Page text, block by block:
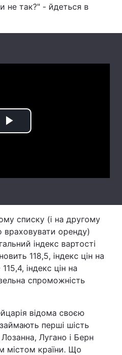
Статті
не так?" - йдеться в
Play
списку (і на другому
оренду)
індекс вартості
118,5, індекс цін на
індекс цін на
спроможність
відома своєю
перші шість
Лугано і Берн
містом країни. Що